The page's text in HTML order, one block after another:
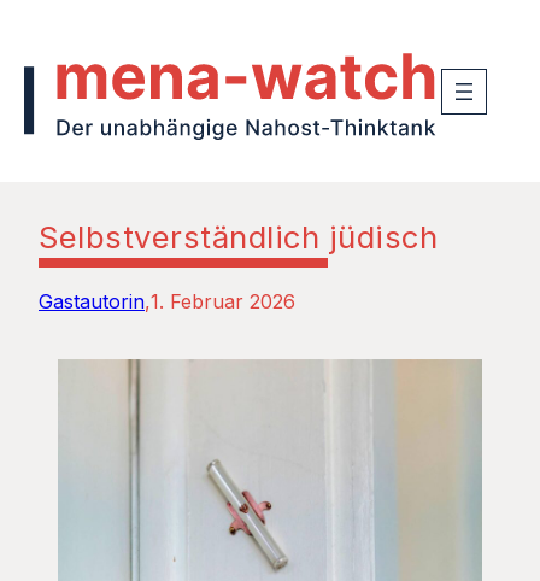
Selbstverständlich jüdisch
Gastautorin 1. Februar 2026